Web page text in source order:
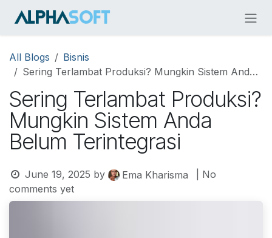
All Blogs
Bisnis
Sering Terlambat Produksi? Mungkin Sistem Anda Belum Terintegrasi
Sering Terlambat Produksi?
Mungkin Sistem Anda
Belum Terintegrasi
June 19, 2025 by Ema Kharisma
| No
comments yet